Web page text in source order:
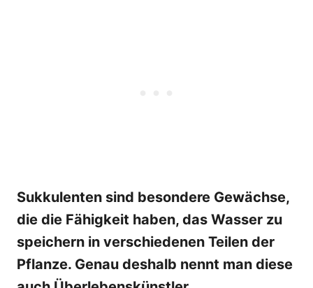
Sukkulenten sind besondere Gewächse,
die die Fähigkeit haben, das Wasser zu
speichern in verschiedenen Teilen der
Pflanze. Genau deshalb nennt man diese